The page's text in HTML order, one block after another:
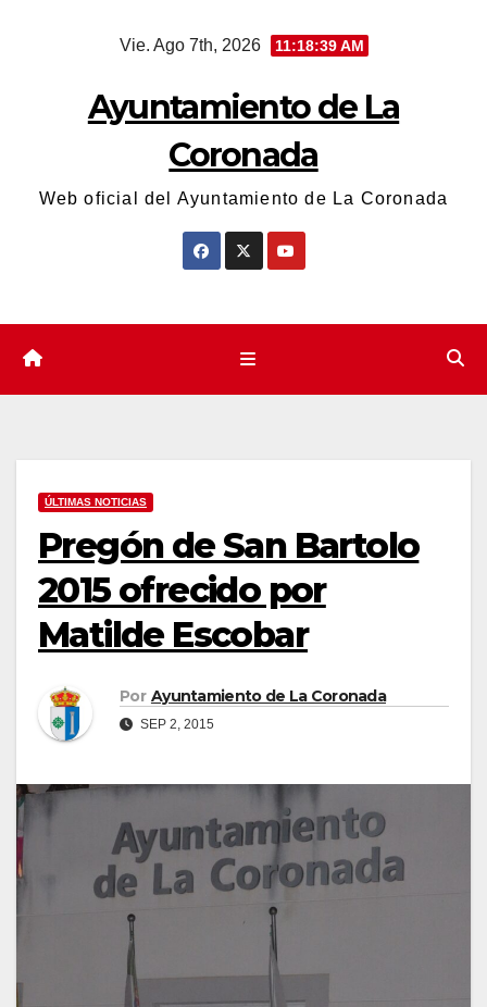
Vie. Ago 7th, 2026 11:18:40 AM
Ayuntamiento de La
Coronada
Web oficial del Ayuntamiento de La Coronada
ÚLTIMAS NOTICIAS
Pregón de San Bartolo
2015 ofrecido por
Matilde Escobar
Por Ayuntamiento de La Coronada
SEP 2, 2015